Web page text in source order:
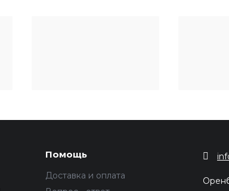
Помощь
Доставка и оплата